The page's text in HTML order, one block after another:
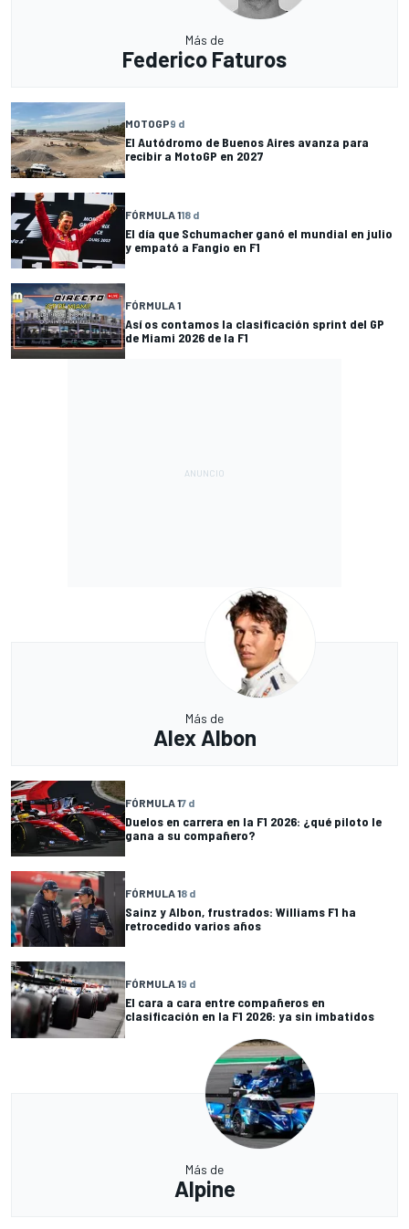
Más de
Federico Faturos
MOTOGP9 d
El Autódromo de Buenos Aires avanza para
recibir a MotoGP en 2027
FÓRMULA 118 d
El día que Schumacher ganó el mundial en julio
y empató a Fangio en F1
FÓRMULA 1
Así os contamos la clasificación sprint del GP
de Miami 2026 de la F1
Más de
Alex Albon
FÓRMULA 17 d
Duelos en carrera en la F1 2026: ¿qué piloto le
gana a su compañero?
FÓRMULA 18 d
Sainz y Albon, frustrados: Williams F1 ha
retrocedido varios años
FÓRMULA 19 d
El cara a cara entre compañeros en
clasificación en la F1 2026: ya sin imbatidos
Más de
Alpine